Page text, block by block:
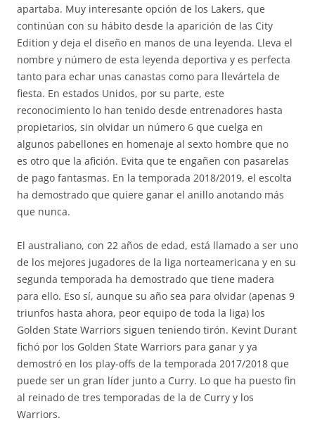
apartaba. Muy interesante opción de los Lakers, que
continúan con su hábito desde la aparición de las City
Edition y deja el diseño en manos de una leyenda. Lleva el
nombre y número de esta leyenda deportiva y es perfecta
tanto para echar unas canastas como para llevártela de
fiesta. En estados Unidos, por su parte, este
reconocimiento lo han tenido desde entrenadores hasta
propietarios, sin olvidar un número 6 que cuelga en
algunos pabellones en homenaje al sexto hombre que no
es otro que la afición. Evita que te engañen con pasarelas
de pago fantasmas. En la temporada 2018/2019, el escolta
ha demostrado que quiere ganar el anillo anotando más
que nunca.
El australiano, con 22 años de edad, está llamado a ser uno
de los mejores jugadores de la liga norteamericana y en su
segunda temporada ha demostrado que tiene madera
para ello. Eso sí, aunque su año sea para olvidar (apenas 9
triunfos hasta ahora, peor equipo de toda la liga) los
Golden State Warriors siguen teniendo tirón. Kevint Durant
fichó por los Golden State Warriors para ganar y ya
demostró en los play-offs de la temporada 2017/2018 que
puede ser un gran líder junto a Curry. Lo que ha puesto fin
al reinado de tres temporadas de la de Curry y los
Warriors.